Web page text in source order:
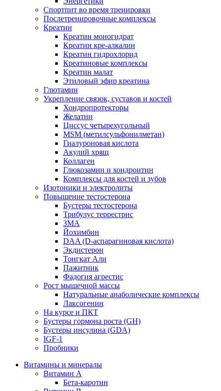
Спортпит во время тренировки
Послетренировочные комплексы
Креатин
Креатин моногидрат
Креатин кре-алкалин
Креатин гидрохлорид
Креатиновые комплексы
Креатин малат
Этиловый эфир креатина
Глютамин
Укрепление связок, суставов и костей
Хондропротекторы
Желатин
Циссус четырехугольный
MSM (метилсульфонилметан)
Гиалуроновая кислота
Акулий хрящ
Коллаген
Глюкозамин и хондроитин
Комплексы для костей и зубов
Изотоники и электролиты
Повышение тестостерона
Бустеры тестостерона
Трибулус террестрис
ЗМА
Йохимбин
DAA (D-аспарагиновая кислота)
Экдистерон
Тонгкат Али
Пажитник
Фадогия агрестис
Рост мышечной массы
Натуральные анаболические комплексы
Лаксогенин
На курсе и ПКТ
Бустеры гормона роста (GH)
Бустеры инсулина (GDA)
IGF-1
Пробники
Витамины и минералы
Витамин A
Бета-каротин